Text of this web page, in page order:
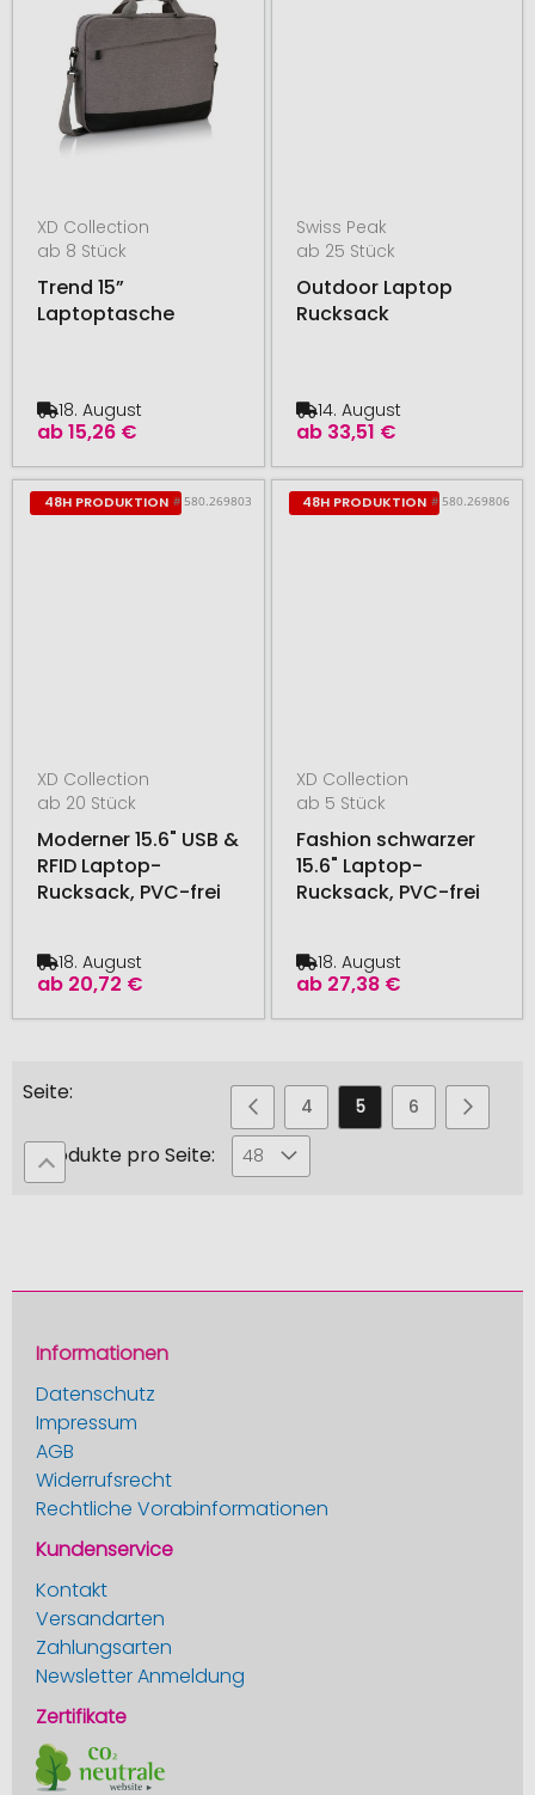
XD Collection
ab 8 Stück
Trend 15”
Laptoptasche
ab15,26 €
18. August
Swiss Peak
ab 25 Stück
Outdoor Laptop
Rucksack
ab 33,51 €
14. August
48H PRODUKTION # 580.269803
XD Collection
ab 20 Stück
Moderner 15.6" USB &
RFID Laptop-
Rucksack, PVC-frei
ab 20,72 €
18. August
48H PRODUKTION # 580.269806
XD Collection
ab 5 Stück
Fashion schwarzer
15.6" Laptop-
Rucksack, PVC-frei
ab 27,38 €
18. August
Seite Seite
Zurück
Seite
3 Seite
4
Sie
5 Seite
6 Seite
7
Produkte pro Seite: 48
Informationen
Datenschutz
Impressum
AGB
Widerrufsrecht
Rechtliche Vorabinformationen
Kundenservice
Kontakt
Versandarten
Zahlungsarten
Newsletter Anmeldung
Zertifikate